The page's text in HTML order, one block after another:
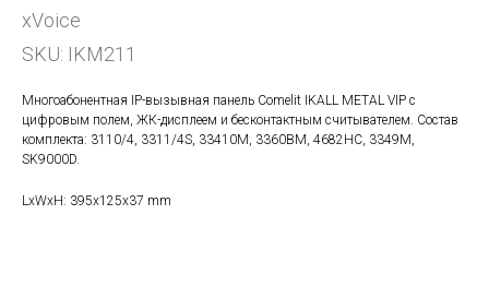
xVoice
SKU: IKM211
Многоабонентная IP-вызывная панель Comelit IKALL METAL VIP с
цифровым полем, ЖК-дисплеем и бесконтактным считывателем. Состав
комплекта: 3110/4, 3311/4S, 33410M, 3360ВM, 4682НС, 3349M,
SK9000D.
LxWxH: 395x125x37 mm